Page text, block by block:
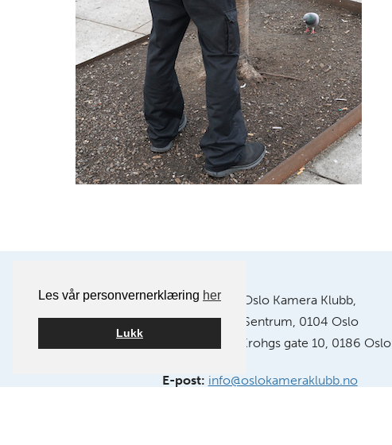
Les vår personvernerklæring her
Lukk
Postadresse:
Oslo Kamera Klubb,
Postboks 1121 Sentrum, 0104 Oslo
Klubblokaler:
Chr. Krohgs gate 10, 0186 Oslo
E-post: info@oslokameraklubb.no